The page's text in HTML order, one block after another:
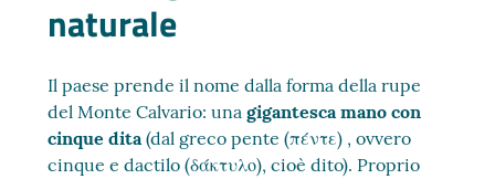
naturale
Il paese prende il nome dalla forma della rupe
del Monte Calvario: unagigantesca mano con
cinque dita(dal greco pente (πέντε) , ovvero
cinque e dactilo (δάκτυλο), cioè dito). Proprio